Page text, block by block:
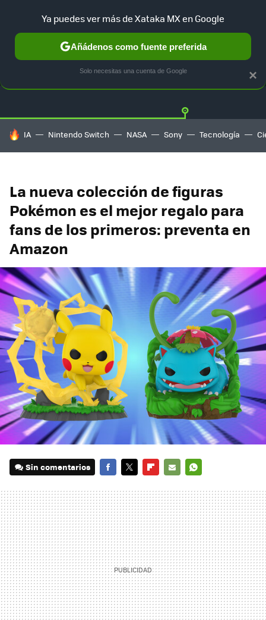
GUÍA DE COMPRAS MERCADO LIBRE
HOY SE HABLA DE
IA Nintendo Switch NASA Sony Tecnología
La nueva colección de figuras
Pokémon es el mejor regalo para
fans de los primeros: preventa en
Amazon
Sin comentarios
MAIL
×
Ya puedes ver más de Xataka MX en Google
Añádenos como fuente preferida
Solo necesitas una cuenta de Google